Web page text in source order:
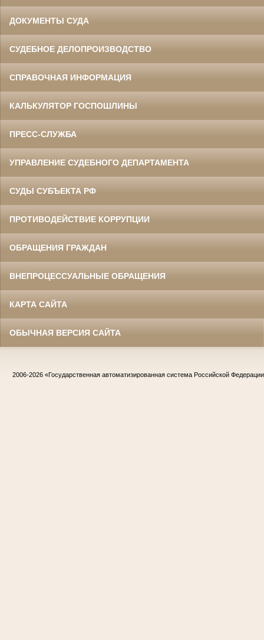
ДОКУМЕНТЫ СУДА
СУДЕБНОЕ ДЕЛОПРОИЗВОДСТВО
СПРАВОЧНАЯ ИНФОРМАЦИЯ
КАЛЬКУЛЯТОР ГОСПОШЛИНЫ
ПРЕСС-СЛУЖБА
УПРАВЛЕНИЕ СУДЕБНОГО ДЕПАРТАМЕНТА
СУДЫ СУБЪЕКТА РФ
ПРОТИВОДЕЙСТВИЕ КОРРУПЦИИ
ОБРАЩЕНИЯ ГРАЖДАН
ВНЕПРОЦЕССУАЛЬНЫЕ ОБРАЩЕНИЯ
КАРТА САЙТА
ОБЫЧНАЯ ВЕРСИЯ САЙТА
2006-2026 «Государственная автоматизированная система Российской